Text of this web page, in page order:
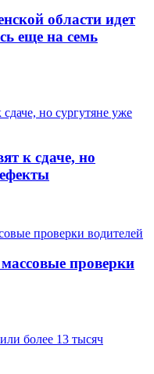
области идет
еще на семь
к сдаче, но
проверки